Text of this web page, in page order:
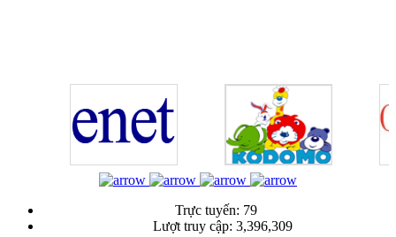
Trực tuyến: 79
Lượt truy cập: 3,396,309